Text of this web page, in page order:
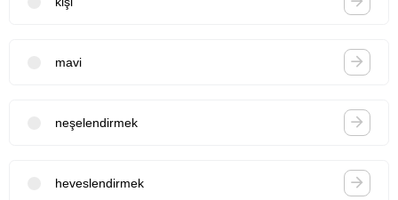
mavi
neşelendirmek
heveslendirmek